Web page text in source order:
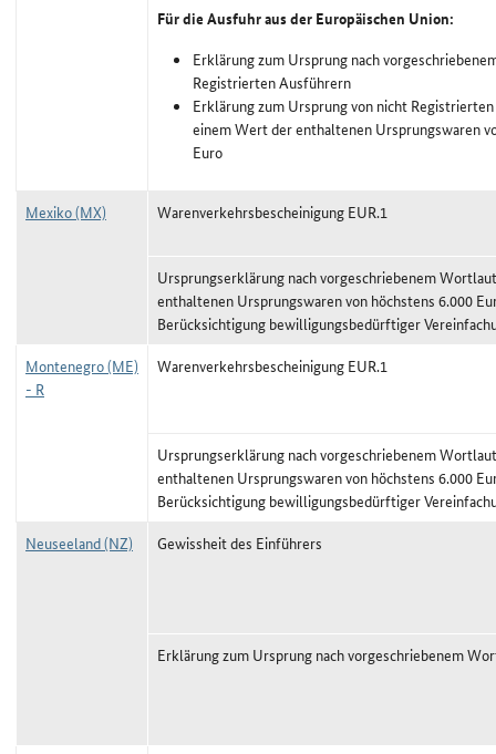
Für die Ausfuhr aus der Europäischen Union:
Erklärung zum Ursprung nach
Registrierten Ausführern
Erklärung zum Ursprung von nicht
einem Wert der enthaltenen Ursprungswaren
Euro
Mexiko (MX) Warenverkehrsbescheinigung EUR.1
Ursprungserklärung nach vorgeschriebenem
enthaltenen Ursprungswaren von höchstens 6.000
Berücksichtigung bewilligungsbedürftiger
Montenegro (ME)
- R
Warenverkehrsbescheinigung EUR.1
Ursprungserklärung nach vorgeschriebenem
enthaltenen Ursprungswaren von höchstens 6.000
Berücksichtigung bewilligungsbedürftiger
Neuseeland (NZ)
Gewissheit des Einführers
Erklärung zum Ursprung nach vorgeschriebenem